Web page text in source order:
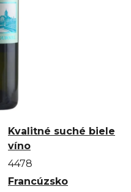
Kvalitné suché biele
víno
4478
Francúzsko